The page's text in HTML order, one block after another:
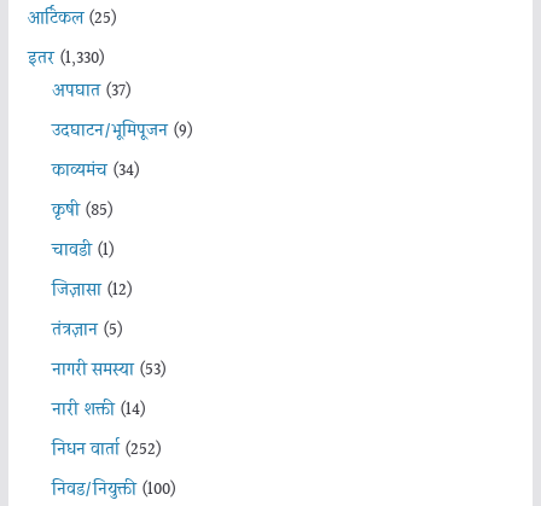
आर्टिकल(25)
इतर(1,330)
अपघात(37)
उदघाटन/भूमिपूजन(9)
काव्यमंच(34)
कृषी(85)
चावडी(1)
जिज्ञासा(12)
तंत्रज्ञान(5)
नागरी समस्या(53)
नारी शक्ती(14)
निधन वार्ता(252)
निवड/नियुक्ती(100)